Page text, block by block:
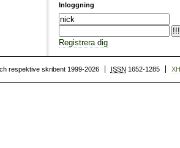
Inloggning
Registrera dig
respektive skribent 1999-2026 ISSN 1652-1285